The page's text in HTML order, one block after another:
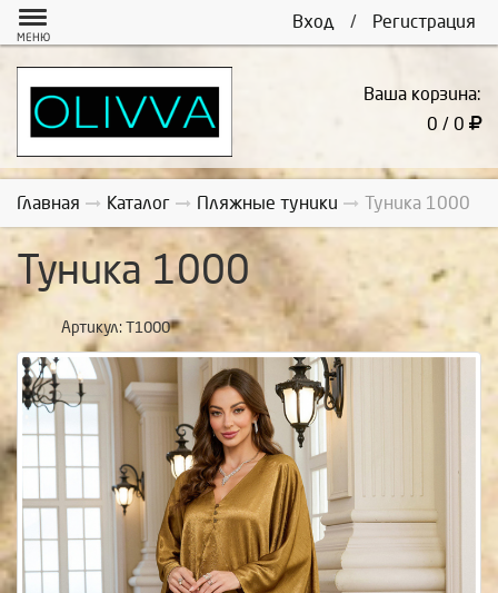
Вход / Регистрация
МЕНЮ
Ваша корзина:
0 / 0
Главная Каталог Пляжные туники Туника 1000
Туника 1000
Артикул: Т1000